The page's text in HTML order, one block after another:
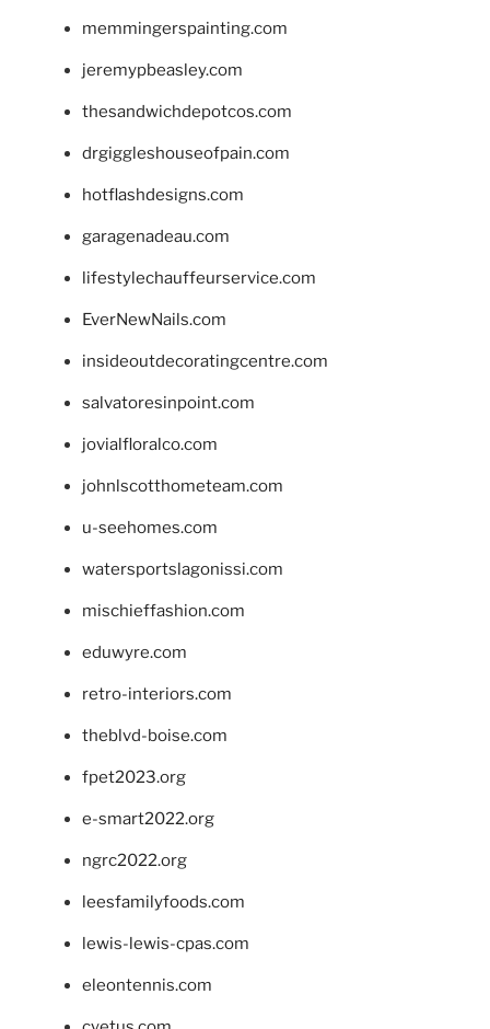
memmingerspainting.com
jeremypbeasley.com
thesandwichdepotcos.com
drgiggleshouseofpain.com
hotflashdesigns.com
garagenadeau.com
lifestylechauffeurservice.com
EverNewNails.com
insideoutdecoratingcentre.com
salvatoresinpoint.com
jovialfloralco.com
johnlscotthometeam.com
u-seehomes.com
watersportslagonissi.com
mischieffashion.com
eduwyre.com
retro-interiors.com
theblvd-boise.com
fpet2023.org
e-smart2022.org
ngrc2022.org
leesfamilyfoods.com
lewis-lewis-cpas.com
eleontennis.com